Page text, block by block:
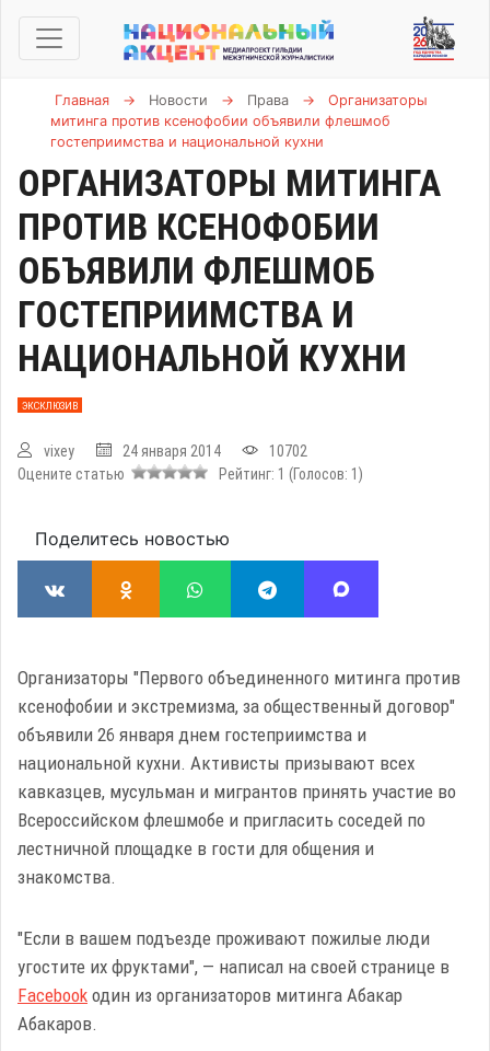
Главная → Новости → Права →
Организаторы
митинга против ксенофобии объявили флешмоб
гостеприимства и национальной кухни
ОРГАНИЗАТОРЫ МИТИНГА
ПРОТИВ КСЕНОФОБИИ
ОБЪЯВИЛИ ФЛЕШМОБ
ГОСТЕПРИИМСТВА И
НАЦИОНАЛЬНОЙ КУХНИ
ЭКСКЛЮЗИВ
vixey 24 января 2014
10702
Оцените статью
Рейтинг: 1 (Голосов: 1 )
Поделитесь новостью
Организаторы "Первого объединенного митинга против
ксенофобии и экстремизма, за общественный договор"
объявили 26 января днем гостеприимства и
национальной кухни. Активисты призывают всех
кавказцев, мусульман и мигрантов принять участие во
Всероссийском флешмобе и пригласить соседей по
лестничной площадке в гости для общения и
знакомства.
"Если в вашем подъезде проживают пожилые люди
угостите их фруктами", — написал на своей странице в
Facebook один из организаторов митинга Абакар
Абакаров.